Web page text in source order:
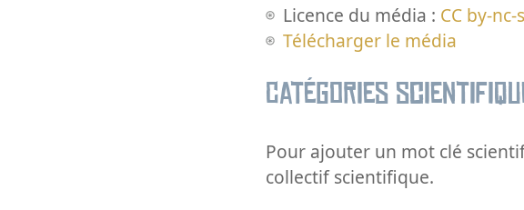
Licence du média : CC by-nc-
Télécharger le média
Catégories
Pour ajouter un mot clé
collectif scientifique.